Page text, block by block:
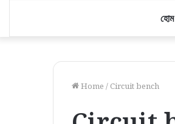
হোম
Home / Circuit bench